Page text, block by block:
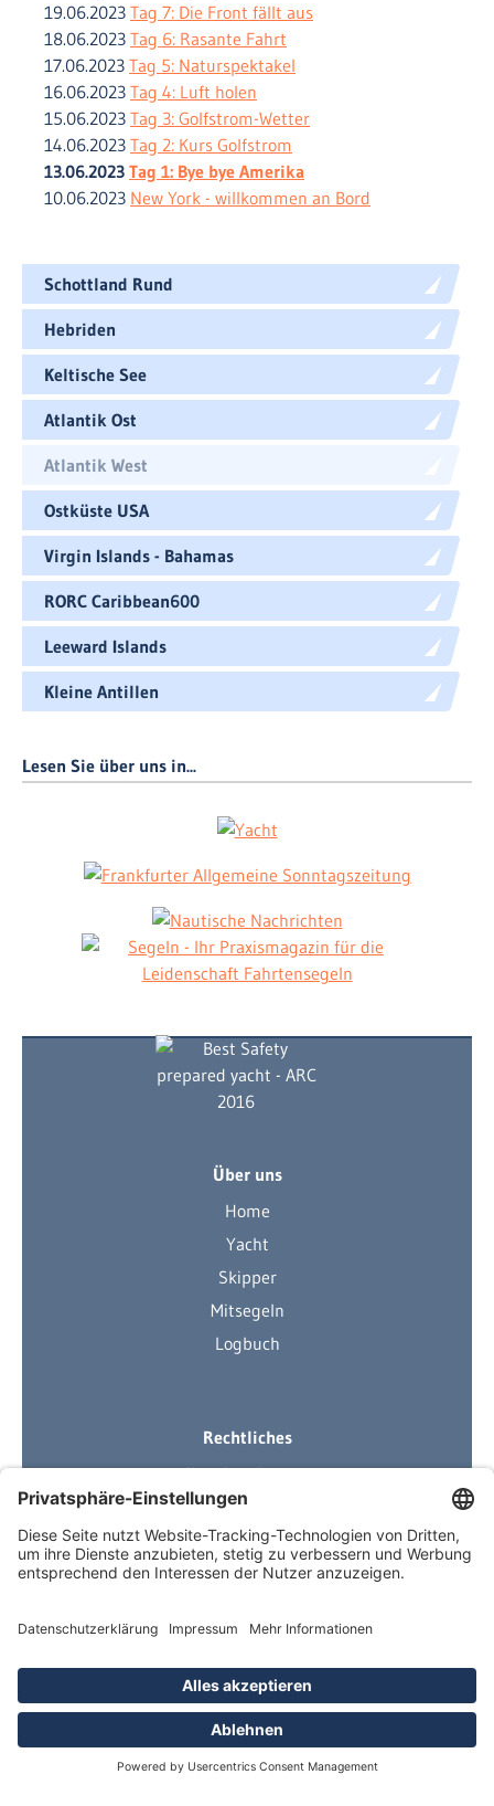
19.06.2023 Tag 7: Die Front fällt aus
18.06.2023 Tag 6: Rasante Fahrt
17.06.2023 Tag 5: Naturspektakel
16.06.2023 Tag 4: Luft holen
15.06.2023 Tag 3: Golfstrom-Wetter
14.06.2023 Tag 2: Kurs Golfstrom
13.06.2023 Tag 1: Bye bye Amerika
10.06.2023 New York - willkommen an Bord
Schottland Rund
Hebriden
Keltische See
Atlantik Ost
Atlantik West
Ostküste USA
Virgin Islands - Bahamas
RORC Caribbean600
Leeward Islands
Kleine Antillen
Lesen Sie über uns in...
Über uns
Home
Yacht
Skipper
Mitsegeln
Logbuch
Rechtliches
Ihre Ausrüstung
Impressum
Datenschutzerklärung
AGB
Über Neuigkeiten informiert
Newsletter